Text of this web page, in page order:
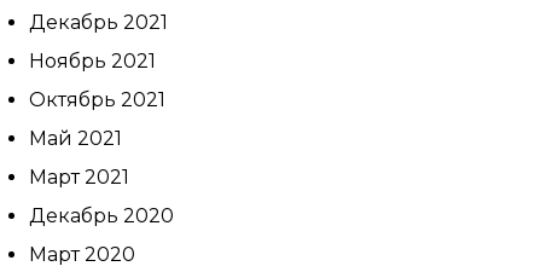
Декабрь 2021
Ноябрь 2021
Октябрь 2021
Май 2021
Март 2021
Декабрь 2020
Март 2020